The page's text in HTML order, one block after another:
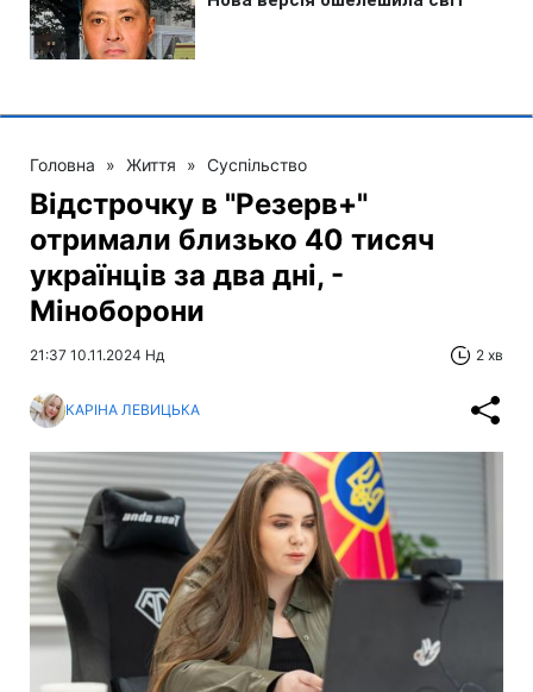
Головна » Життя » Суспільство
Відстрочку в "Резерв+"
отримали близько 40 тисяч
українців за два дні, -
Міноборони
21:37 10.11.2024 Нд 2 хв
КАРІНА ЛЕВИЦЬКА